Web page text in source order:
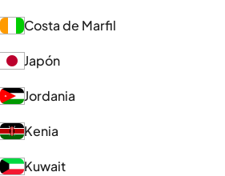
Costa de Marfil
Japón
Jordania
Kenia
Kuwait